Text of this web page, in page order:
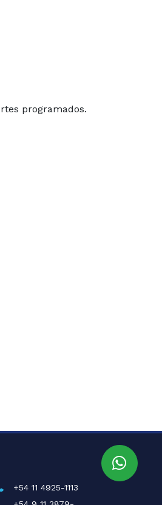
programados.
+54 11 4925-1113